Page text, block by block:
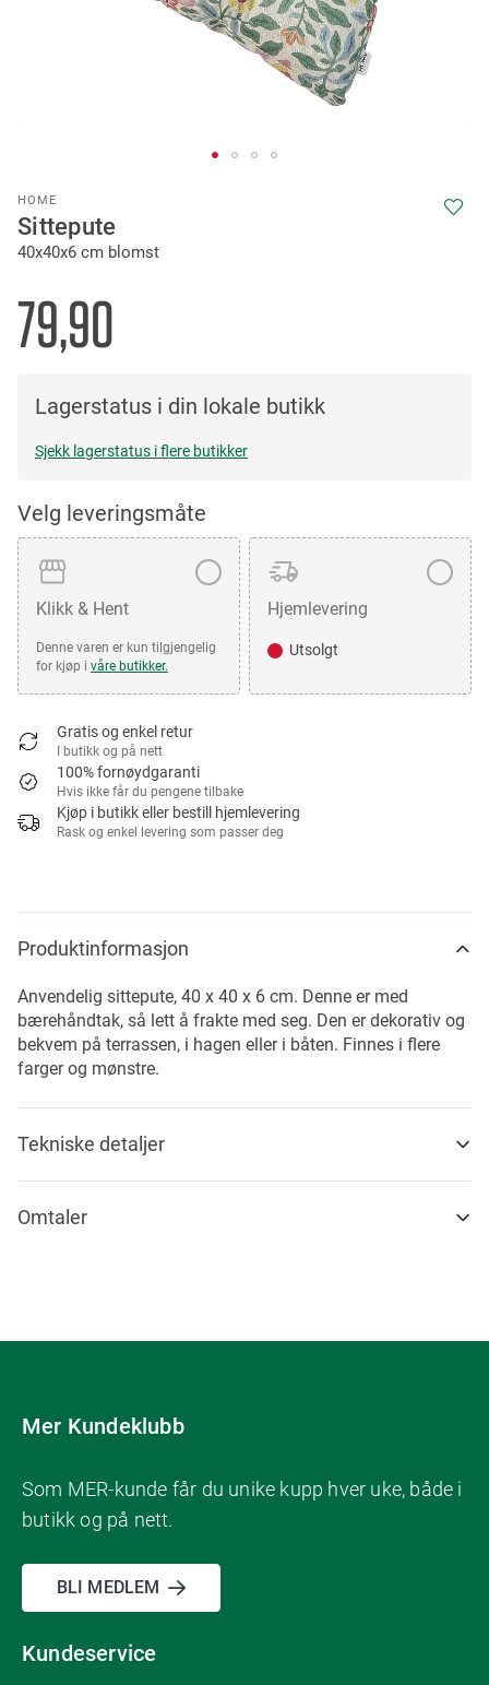
HOME
Sittepute
40x40x6 cm blomst
79,90
Lagerstatus i din lokale butikk
Sjekk lagerstatus i flere butikker
Velg leveringsmåte
Klikk & Hent
Denne varen er kun tilgjengelig
for kjøp i våre butikker.
Hjemlevering
Utsolgt
Gratis og enkel retur
I butikk og på nett
100% fornøydgaranti
Hvis ikke får du pengene tilbake
Kjøp i butikk eller bestill hjemlevering
Rask og enkel levering som passer deg
to
the
beginning
the
images
gallery
Produktinformasjon
Anvendelig sittepute, 40 x 40 x 6 cm. Denne er med
bærehåndtak, så lett å frakte med seg. Den er dekorativ og
bekvem på terrassen, i hagen eller i båten. Finnes i flere
farger og mønstre.
Tekniske detaljer
Omtaler
Mer Kundeklubb
Som MER-kunde får du unike kupp hver uke, både i
butikk og på nett.
BLI MEDLEM
Kundeservice